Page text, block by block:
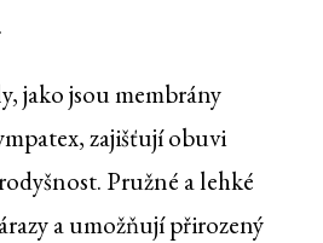
jako jsou membrány
zajišťují obuvi
Pružné a lehké
a umožňují přirozený